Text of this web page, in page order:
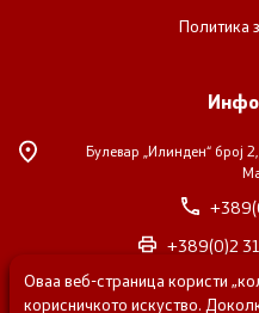
Политика
Булевар „Илинден“ број 2,
+389(0)2
Оваа веб-страница користи
корисничкото искуство.